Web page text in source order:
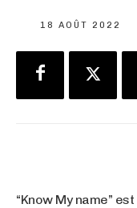
18 AOÛT 2022
“Know My name”